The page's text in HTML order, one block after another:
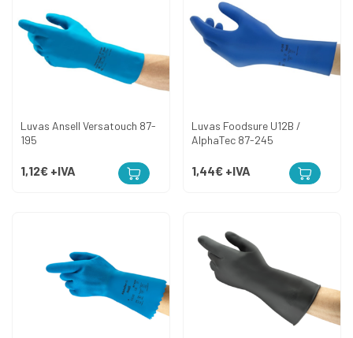
Luvas Ansell Versatouch 87-
195
1,12€ +IVA
Luvas Foodsure U12B /
AlphaTec 87-245
1,44€ +IVA